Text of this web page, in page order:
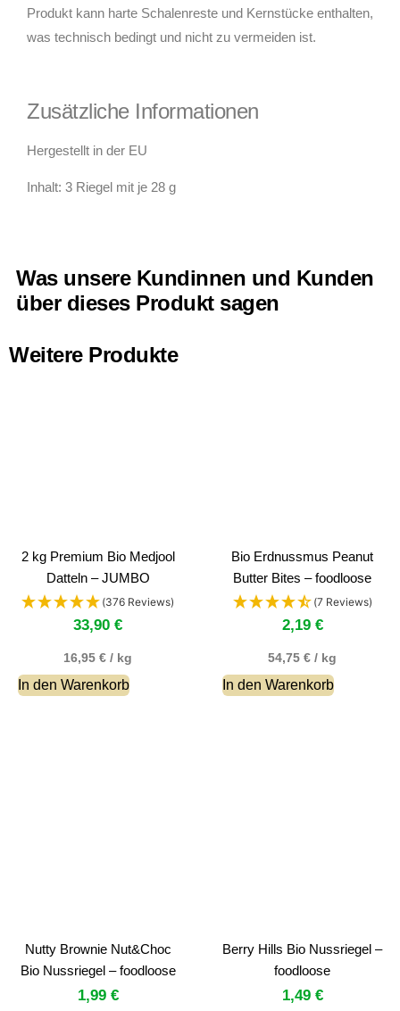
Produkt kann harte Schalenreste und Kernstücke enthalten,
was technisch bedingt und nicht zu vermeiden ist.
Zusätzliche Informationen
Hergestellt in der EU
Inhalt: 3 Riegel mit je 28 g
Was unsere Kundinnen und Kunden
über dieses Produkt sagen
Weitere Produkte
2 kg Premium Bio Medjool
Datteln – JUMBO
(376 Reviews)
33,90 €
16,95 € / kg
In den Warenkorb
Bio Erdnussmus Peanut
Butter Bites – foodloose
(7 Reviews)
2,19 €
54,75 € / kg
In den Warenkorb
Nutty Brownie Nut&Choc
Bio Nussriegel – foodloose
1,99 €
Berry Hills Bio Nussriegel –
foodloose
1,49 €